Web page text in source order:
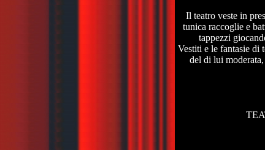
Il teatro veste in
tunica raccoglie e
tappezzi
Vestiti e le fantasie di
del di lui